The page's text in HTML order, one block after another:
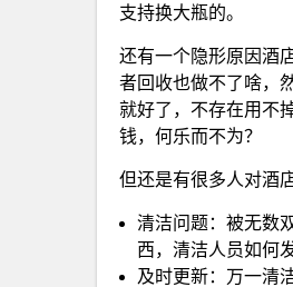
支持换大瓶的。
还有一个隐形原因酒
者回收也做不了啥，
就好了，不存在用不
钱，何乐而不为？
但还是有很多人对酒
清洁问题：被无数
西，清洁人员如何
及时更新：万一清